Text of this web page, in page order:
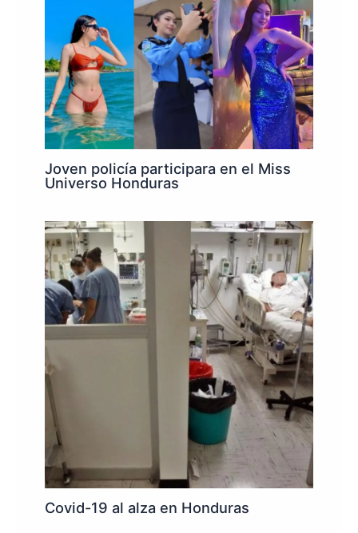
Joven policía participara en el Miss
Universo Honduras
Covid-19 al alza en Honduras